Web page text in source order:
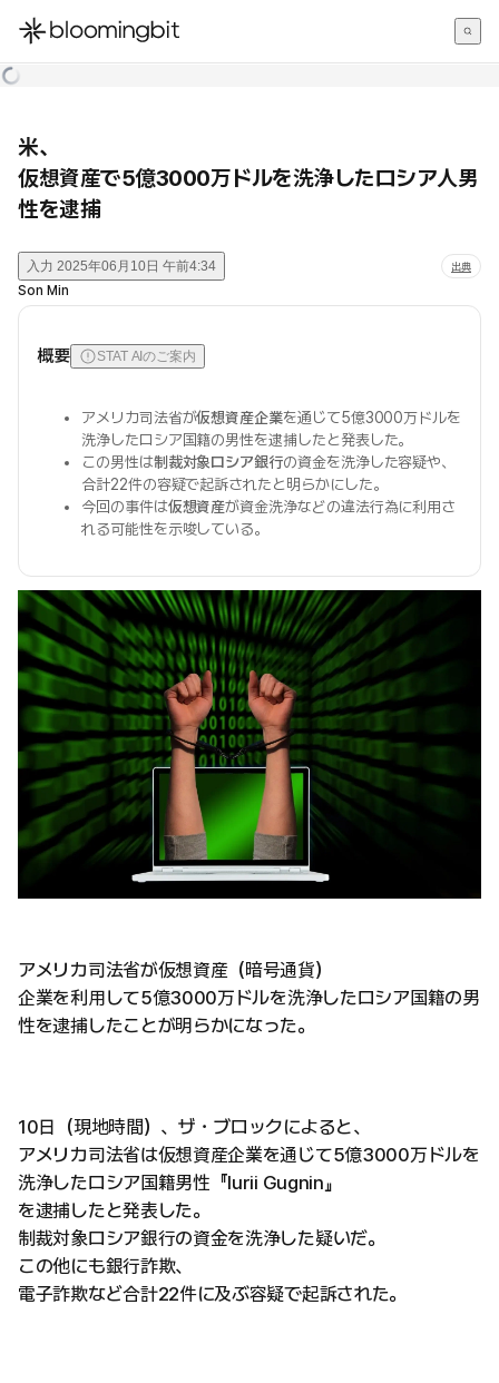
한국어
米、
仮想資産で5億3000万ドルを洗浄したロシア人男
性を逮捕
入力 2025年06月10日 午前4:34 出典
Son Min
概要 STAT AIのご案内
アメリカ司法省が仮想資産企業を通じて5億3000万ドルを
洗浄したロシア国籍の男性を逮捕したと発表した。
この男性は制裁対象ロシア銀行の資金を洗浄した容疑や、
合計22件の容疑で起訴されたと明らかにした。
今回の事件は仮想資産が資金洗浄などの違法行為に利用さ
れる可能性を示唆している。
アメリカ司法省が仮想資産（暗号通貨）
企業を利用して5億3000万ドルを洗浄したロシア国籍の男
性を逮捕したことが明らかになった。
10日（現地時間）、ザ・ブロックによると、
アメリカ司法省は仮想資産企業を通じて5億3000万ドルを
洗浄したロシア国籍男性『Iurii Gugnin』
を逮捕したと発表した。
制裁対象ロシア銀行の資金を洗浄した疑いだ。
この他にも銀行詐欺、
電子詐欺など合計22件に及ぶ容疑で起訴された。